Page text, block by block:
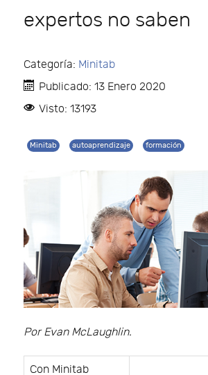
expertos no saben
Categoría: Minitab
Publicado: 13 Enero 2020
Visto: 13193
Minitab autoaprendizaje formación
Por Evan McLaughlin.
Con Minitab